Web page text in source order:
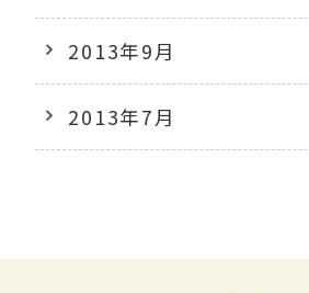
2013年9月
2013年7月